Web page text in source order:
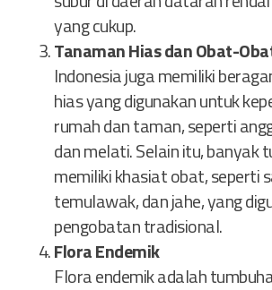
yang cukup.
Tanaman Hias dan Obat-
Indonesia juga memiliki
hias yang digunakan untuk
rumah dan taman, seperti
dan melati. Selain itu, banyak
memiliki khasiat obat, seperti
temulawak, dan jahe, yang
pengobatan tradisional.
Flora Endemik
Flora endemik adalah